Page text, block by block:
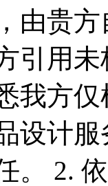
由贵
引用
我方
设计
。 2.